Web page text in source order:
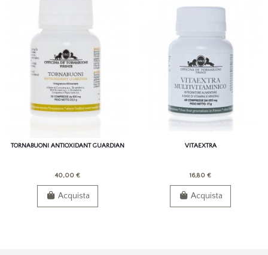
TORNABUONI ANTIOXIDANT GUARDIAN
40,00 €
Acquista
VITAEXTRA
16,80 €
Acquista